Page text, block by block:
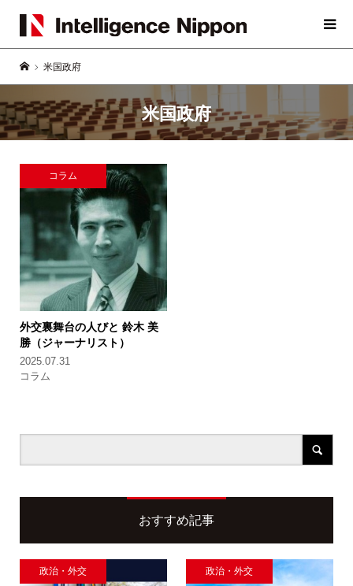
米国政府
米国政府
コラム
外交裏舞台の人びと 鈴木 美
勝（ジャーナリスト）
2025.07.31
コラム
おすすめ記事
政治・外交 政治・外交